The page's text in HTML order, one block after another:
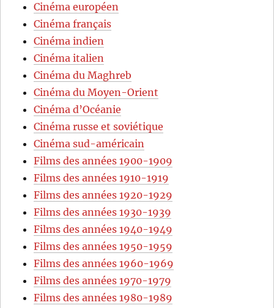
Cinéma européen
Cinéma français
Cinéma indien
Cinéma italien
Cinéma du Maghreb
Cinéma du Moyen-Orient
Cinéma d’Océanie
Cinéma russe et soviétique
Cinéma sud-américain
Films des années 1900-1909
Films des années 1910-1919
Films des années 1920-1929
Films des années 1930-1939
Films des années 1940-1949
Films des années 1950-1959
Films des années 1960-1969
Films des années 1970-1979
Films des années 1980-1989